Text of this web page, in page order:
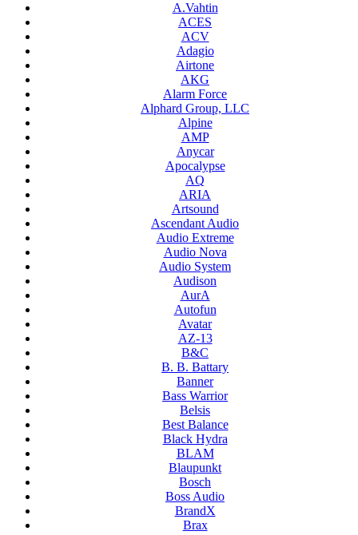
A.Vahtin
ACES
ACV
Adagio
Airtone
AKG
Alarm Force
Alphard Group, LLC
Alpine
AMP
Anycar
Apocalypse
AQ
ARIA
Artsound
Ascendant Audio
Audio Extreme
Audio Nova
Audio System
Audison
AurA
Autofun
Avatar
AZ-13
B&C
B. B. Battary
Banner
Bass Warrior
Belsis
Best Balance
Black Hydra
BLAM
Blaupunkt
Bosch
Boss Audio
BrandX
Brax